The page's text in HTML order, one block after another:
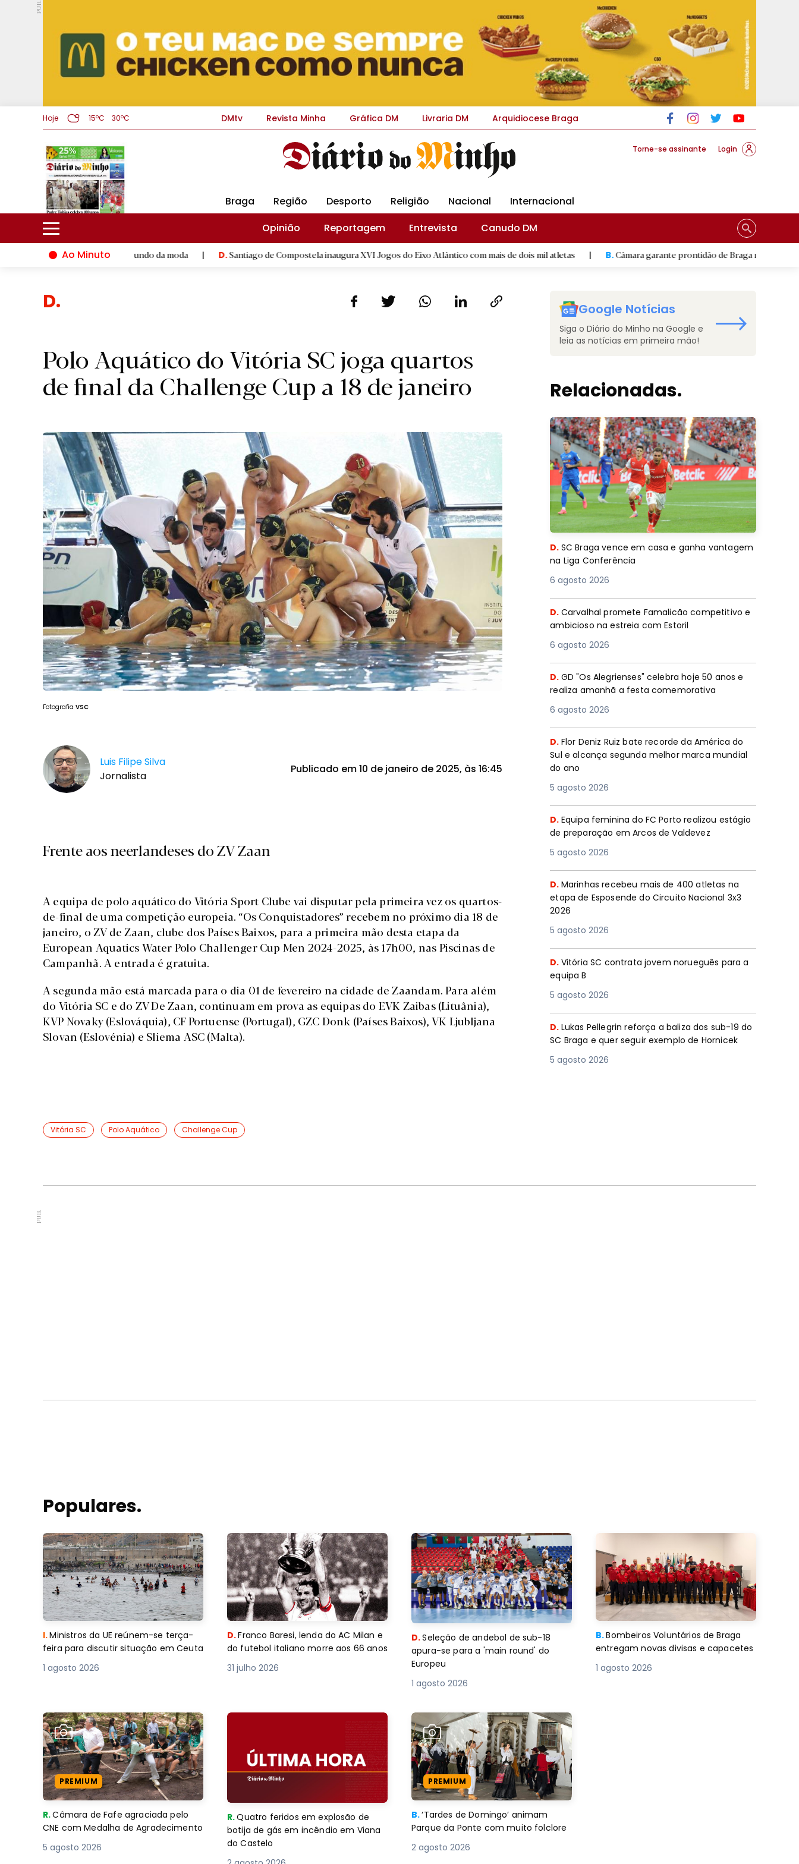
PUB.
Hoje 15ºC 30ºC DMtv Revista Minha Gráfica DM Livraria DM Arquidiocese Braga
Torne-se assinante Login
Braga Região Desporto Religião Nacional
Internacional
Opinião
Reportagem Entrevista
Canudo DM
Ao Minuto
e à inovação do mundo da moda | D.Santiago de Compostela inaugura XVI Jogos do Eixo Atlântico com mais de dois mil atletas | B.Câmara garante prontidão de Braga no resgate animal
Desp
Polo Aquático do Vitória SC joga quartos
de final da Challenge Cup a 18 de janeiro
Fotografia VSC
Luis Filipe Silva
Jornalista
Publicado em 10 de janeiro de 2025, às 16:45
Frente aos neerlandeses do ZV Zaan
A equipa de polo aquático do Vitória Sport Clube vai disputar pela primeira vez os quartos-
de-final de uma competição europeia. “Os Conquistadores” recebem no próximo dia 18 de
janeiro, o ZV de Zaan, clube dos Países Baixos, para a primeira mão desta etapa da
European Aquatics Water Polo Challenger Cup Men 2024-2025, às 17h00, nas Piscinas de
Campanhã. A entrada é gratuita.
A segunda mão está marcada para o dia 01 de fevereiro na cidade de Zaandam. Para além
do Vitória SC e do ZV De Zaan, continuam em prova as equipas do EVK Zaibas (Lituânia),
KVP Novaky (Eslováquia), CF Portuense (Portugal), GZC Donk (Países Baixos), VK Ljubljana
Slovan (Eslovénia) e Sliema ASC (Malta).
Vitória SC Polo Aquático Challenge Cup
Google Notícias
Siga o Diário do Minho na Google e
leia as notícias em primeira mão!
Relacionadas.
D. SC Braga vence em casa e ganha vantagem
na Liga Conferência
6 agosto 2026
D. Carvalhal promete Famalicão competitivo e
ambicioso na estreia com Estoril
6 agosto 2026
D. GD "Os Alegrienses" celebra hoje 50 anos e
realiza amanhã a festa comemorativa
6 agosto 2026
D. Flor Deniz Ruiz bate recorde da América do
Sul e alcança segunda melhor marca mundial
do ano
5 agosto 2026
D. Equipa feminina do FC Porto realizou estágio
de preparação em Arcos de Valdevez
5 agosto 2026
D. Marinhas recebeu mais de 400 atletas na
etapa de Esposende do Circuito Nacional 3x3
2026
5 agosto 2026
D. Vitória SC contrata jovem norueguês para a
equipa B
5 agosto 2026
D. Lukas Pellegrin reforça a baliza dos sub-19 do
SC Braga e quer seguir exemplo de Hornicek
5 agosto 2026
PUB.
Populares.
I.Ministros da UE reúnem-se terça-
feira para discutir situação em Ceuta
1 agosto 2026
D.Franco Baresi, lenda do AC Milan e
do futebol italiano morre aos 66 anos
31 julho 2026
D.Seleção de andebol de sub-18
apura-se para a 'main round' do
Europeu
1 agosto 2026
B.Bombeiros Voluntários de Braga
entregam novas divisas e capacetes
1 agosto 2026
PREMIUM
R.Câmara de Fafe agraciada pelo
CNE com Medalha de Agradecimento
5 agosto 2026
R.Quatro feridos em explosão de
botija de gás em incêndio em Viana
do Castelo
PREMIUM
B.‘Tardes de Domingo’ animam
Parque da Ponte com muito folclore
2 agosto 2026